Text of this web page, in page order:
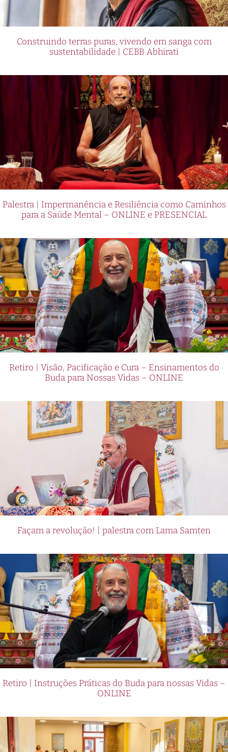
Construindo terras puras, vivendo em sanga com
sustentabilidade | CEBB Abhirati
Palestra | Impermanência e Resiliência como Caminhos
para a Saúde Mental – ONLINE e PRESENCIAL
Retiro | Visão, Pacificação e Cura – Ensinamentos do
Buda para Nossas Vidas – ONLINE
Façam a revolução! | palestra com Lama Samten
Retiro | Instruções Práticas do Buda para nossas Vidas –
ONLINE